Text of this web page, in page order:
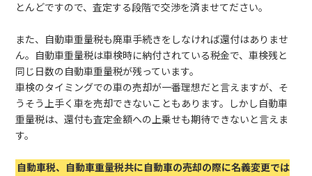
とんどですので、査定する段階で交渉を済ませてださい。
また、自動車重量税も廃車手続きをしなければ還付はありませ
ん。自動車重量税は車検時に納付されている税金で、車検残と
同じ日数の自動車重量税が残っています。
車検のタイミングでの車の売却が一番理想だと言えますが、そ
うそう上手く車を売却できないこともあります。しかし自動車
重量税は、還付も査定金額への上乗せも期待できないと言えま
す。
自動車税、自動車重量税共に自動車の売却の際に名義変更では